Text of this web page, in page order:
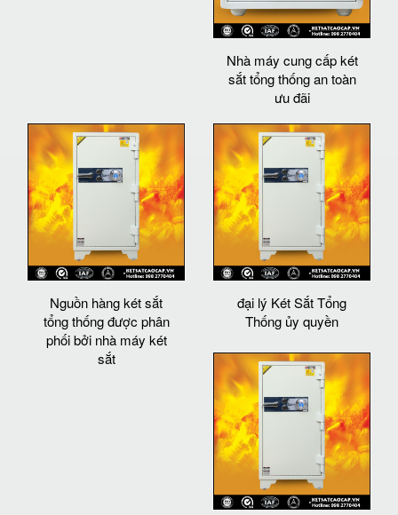
Nhà máy cung cấp két
sắt tổng thống an toàn
ưu đãi
Nguồn hàng két sắt
tổng thống được phân
phối bởi nhà máy két
sắt
đại lý Két Sắt Tổng
Thống ủy quyền